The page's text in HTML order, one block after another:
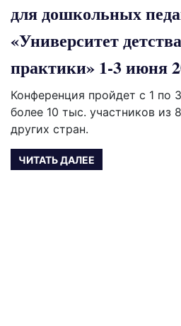
для дошкольных
«Университет
практики» 1-3 июня
Конференция пройдет с 1 по
более 10 тыс. участников из
других стран.
ЧИТАТЬ ДАЛЕЕ